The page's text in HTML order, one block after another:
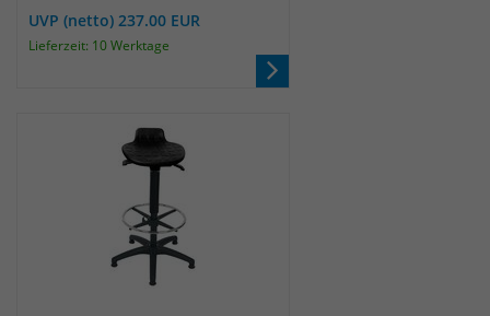
UVP (netto) 237.00 EUR
Lieferzeit: 10 Werktage